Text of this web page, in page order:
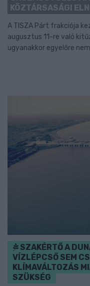
KÖZTÁRSASÁGI
A TISZA Párt frakciója
augusztus 11-re való
ugyanakkor egyelőre
SZAKÉRTŐ A
VÍZLÉPCSŐ SEM
KLÍMAVÁLTOZÁS
SZÜKSÉG